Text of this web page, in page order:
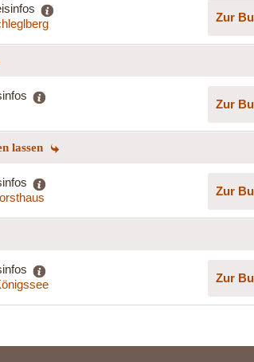
Zur
Zur
lassen
Zur
Zur